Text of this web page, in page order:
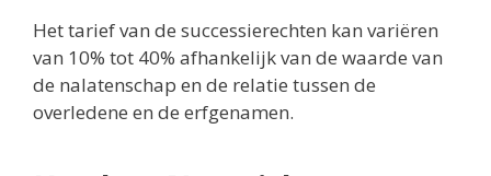
Het tarief van de successierechten kan variëren
van 10% tot 40% afhankelijk van de waarde van
de nalatenschap en de relatie tussen de
overledene en de erfgenamen.